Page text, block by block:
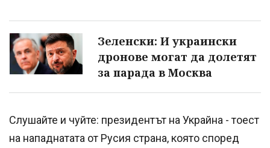
Зеленски: И украински
дронове могат да долетят
за парада в Москва
Слушайте и чуйте: президентът на Украйна - тоест
на нападнатата от Русия страна, която според